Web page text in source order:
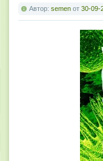
Автор: semen от 30-09-